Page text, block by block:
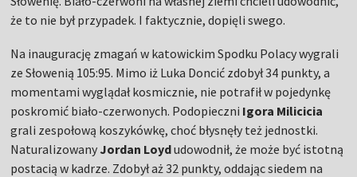
że to nie był przypadek. I faktycznie, dopięli swego.
Na inaugurację zmagań w katowickim Spodku Polacy wygrali
ze Słowenią 105:95. Mimo iż Luka Doncić zdobył 34 punkty, a
momentami wyglądał kosmicznie, nie potrafił w pojedynkę
poskromić biało-czerwonych. Podopieczni Igora Milicicia
grali zespołową koszykówkę, choć błysnęły też jednostki.
Naturalizowany Jordan Loydudowodnił, że może być istotną
postacią w kadrze. Zdobył aż 32 punkty, oddając siedem na